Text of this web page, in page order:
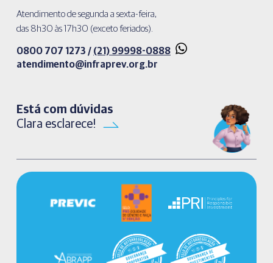
Atendimento de segunda a sexta-feira,
das 8h30 às 17h30 (exceto feriados).
0800 707 1273 / (21) 99998-0888
atendimento@infraprev.org.br​
Está com dúvidas
Clara esclarece!